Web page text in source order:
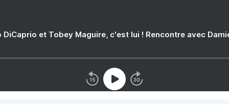
DiCaprio et Tobey Maguire, c'est lui ! Rencontre avec